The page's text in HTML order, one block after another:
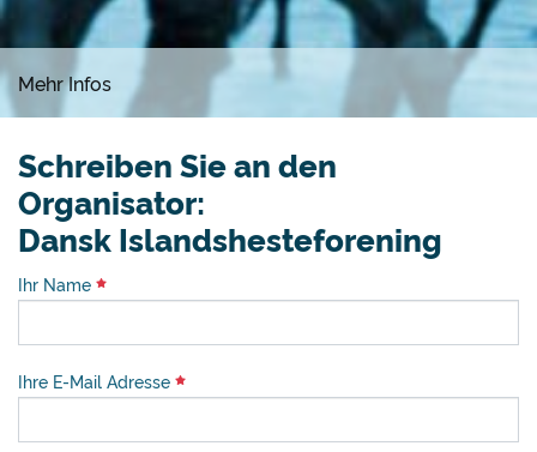
Mehr Infos
Schreiben Sie an den
Organisator:
Dansk Islandshesteforening
Ihr Name
Ihre E-Mail Adresse